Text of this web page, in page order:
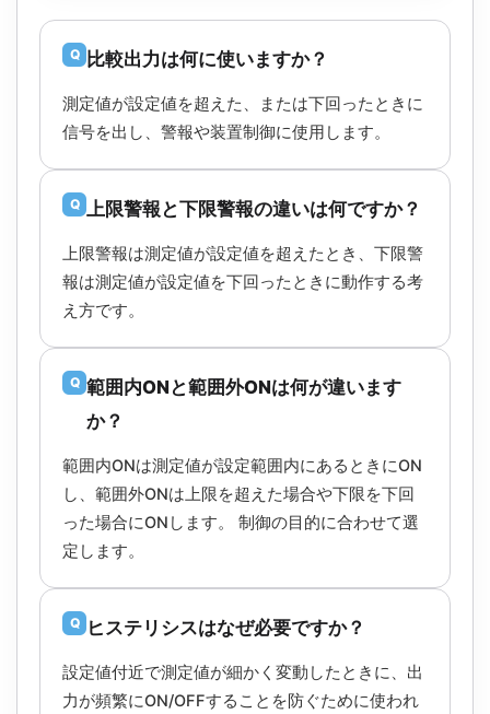
Q 比較出力は何に使いますか？
測定値が設定値を超えた、または下回ったときに
信号を出し、警報や装置制御に使用します。
Q 上限警報と下限警報の違いは何ですか？
上限警報は測定値が設定値を超えたとき、下限警
報は測定値が設定値を下回ったときに動作する考
え方です。
Q 範囲内ONと範囲外ONは何が違います
か？
範囲内ONは測定値が設定範囲内にあるときにON
し、範囲外ONは上限を超えた場合や下限を下回
った場合にONします。 制御の目的に合わせて選
定します。
Q ヒステリシスはなぜ必要ですか？
設定値付近で測定値が細かく変動したときに、出
力が頻繁にON/OFFすることを防ぐために使われ